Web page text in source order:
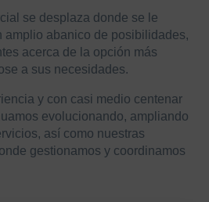
se desplaza donde se le
amplio abanico de posibilidades,
acerca de la opción más
a sus necesidades.
y con casi medio centenar
evolucionando, ampliando
así como nuestras
gestionamos y coordinamos